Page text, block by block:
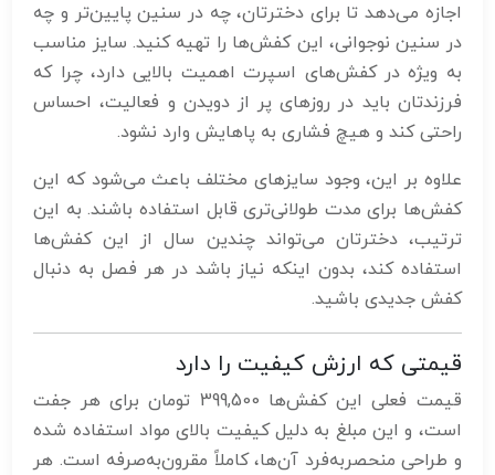
اجازه می‌دهد تا برای دخترتان، چه در سنین پایین‌تر و چه
در سنین نوجوانی، این کفش‌ها را تهیه کنید. سایز مناسب
به ویژه در کفش‌های اسپرت اهمیت بالایی دارد، چرا که
فرزندتان باید در روزهای پر از دویدن و فعالیت، احساس
راحتی کند و هیچ فشاری به پاهایش وارد نشود.
علاوه بر این، وجود سایزهای مختلف باعث می‌شود که این
کفش‌ها برای مدت طولانی‌تری قابل استفاده باشند. به این
ترتیب، دخترتان می‌تواند چندین سال از این کفش‌ها
استفاده کند، بدون اینکه نیاز باشد در هر فصل به دنبال
کفش جدیدی باشید.
قیمتی که ارزش کیفیت را دارد
قیمت فعلی این کفش‌ها 399,500 تومان برای هر جفت
است، و این مبلغ به دلیل کیفیت بالای مواد استفاده شده
و طراحی منحصربه‌فرد آن‌ها، کاملاً مقرون‌به‌صرفه است. هر